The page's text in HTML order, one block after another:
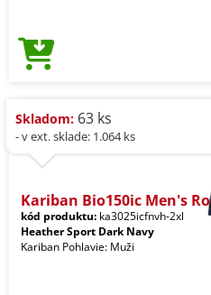
Skladom: 63 ks
- v ext. sklade: 1.064 ks
Kariban Bio150ic Men's Ro
kód produktu: ka3025icfnvh-2xl
Heather Sport Dark Navy
Kariban Pohlavie: Muži